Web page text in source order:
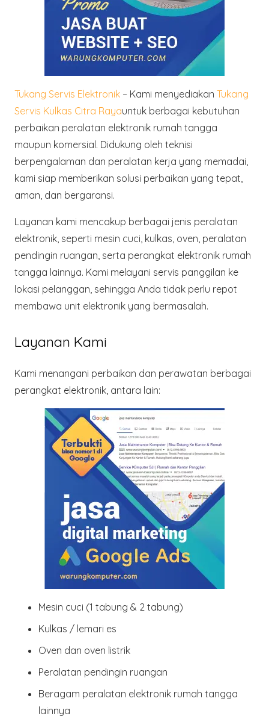
Tukang Servis Elektronik – Kami menyediakan Tukang
Servis Kulkas Citra Rayauntuk berbagai kebutuhan
perbaikan peralatan elektronik rumah tangga
maupun komersial. Didukung oleh teknisi
berpengalaman dan peralatan kerja yang memadai,
kami siap memberikan solusi perbaikan yang tepat,
aman, dan bergaransi.
Layanan kami mencakup berbagai jenis peralatan
elektronik, seperti mesin cuci, kulkas, oven, peralatan
pendingin ruangan, serta perangkat elektronik rumah
tangga lainnya. Kami melayani servis panggilan ke
lokasi pelanggan, sehingga Anda tidak perlu repot
membawa unit elektronik yang bermasalah.
Layanan Kami
Kami menangani perbaikan dan perawatan berbagai
perangkat elektronik, antara lain:
Mesin cuci (1 tabung & 2 tabung)
Kulkas / lemari es
Oven dan oven listrik
Peralatan pendingin ruangan
Beragam peralatan elektronik rumah tangga
lainnya